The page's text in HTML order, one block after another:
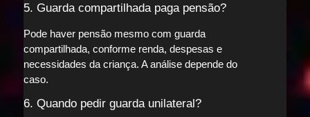
5. Guarda compartilhada paga pensão?
Pode haver pensão mesmo com guarda
compartilhada, conforme renda, despesas e
necessidades da criança. A análise depende do
caso.
6. Quando pedir guarda unilateral?